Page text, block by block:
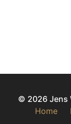
© 2026 Jens
Home